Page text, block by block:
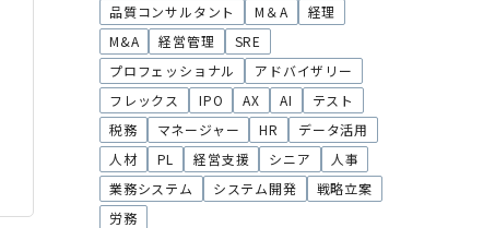
品質コンサルタント
M＆A
経理
M&A
経営管理
SRE
プロフェッショナル
アドバイザリー
フレックス
IPO AX AI
テスト
税務
マネージャー HR
データ活用
人材
PL 経営支援 シニア
人事
業務システム
システム開発
戦略立案
労務